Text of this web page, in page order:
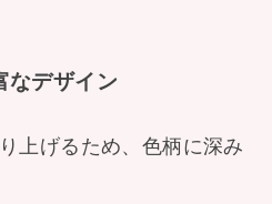
なデザイン
上げるため、色柄に深み